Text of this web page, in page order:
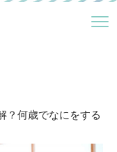
？何歳でなにをする